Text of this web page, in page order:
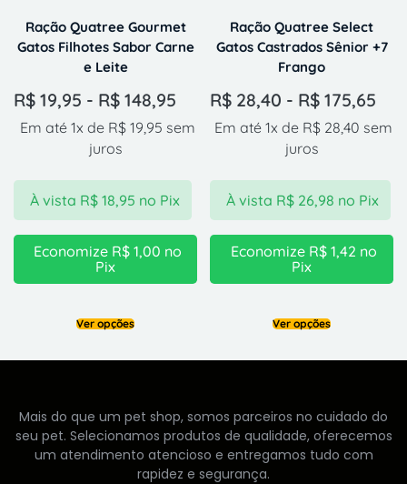
Ração Quatree Gourmet
Gatos Filhotes Sabor Carne
e Leite
R$ 19,95 - R$ 148,95
Em até 1x de R$19,95 sem
juros
À vista R$18,95 no Pix
Economize R$1,00 no
Pix
Ver opções
Ração Quatree Select
Gatos Castrados Sênior +7
Frango
R$ 28,40 - R$ 175,65
Em até 1x de R$ 28,40 sem
juros
À vista R$26,98 no Pix
Economize R$1,42 no
Pix
Ver opções
Mais do que um pet shop, somos parceiros no cuidado do
seu pet. Selecionamos produtos de qualidade, oferecemos
um atendimento atencioso e entregamos tudo com
rapidez e segurança.